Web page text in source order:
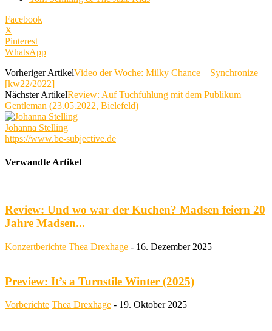
Facebook
X
Pinterest
WhatsApp
Vorheriger ArtikelVideo der Woche: Milky Chance – Synchronize
[kw22/2022]
Nächster ArtikelReview: Auf Tuchfühlung mit dem Publikum –
Gentleman (23.05.2022, Bielefeld)
Johanna Stelling
https://www.be-subjective.de
Verwandte Artikel
Review: Und wo war der Kuchen? Madsen feiern 20
Jahre Madsen...
Konzertberichte Thea Drexhage - 16. Dezember 2025
Preview: It’s a Turnstile Winter (2025)
Vorberichte Thea Drexhage - 19. Oktober 2025